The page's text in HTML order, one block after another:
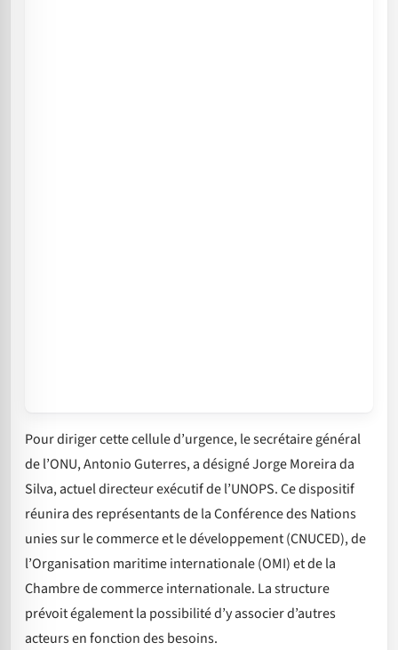
Pour diriger cette cellule d’urgence, le secrétaire général
de l’ONU, Antonio Guterres, a désigné Jorge Moreira da
Silva, actuel directeur exécutif de l’UNOPS. Ce dispositif
réunira des représentants de la Conférence des Nations
unies sur le commerce et le développement (CNUCED), de
l’Organisation maritime internationale (OMI) et de la
Chambre de commerce internationale. La structure
prévoit également la possibilité d’y associer d’autres
acteurs en fonction des besoins.